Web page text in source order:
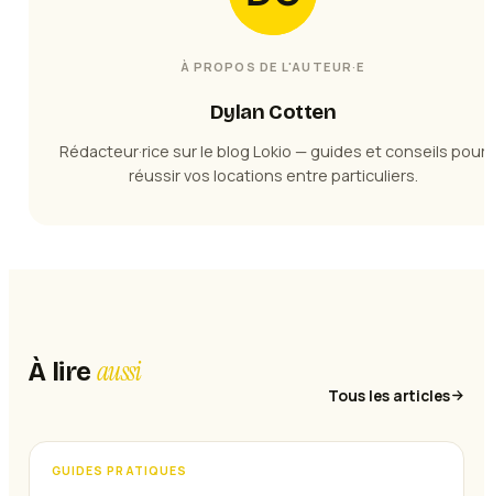
À PROPOS DE L'AUTEUR·E
Dylan Cotten
Rédacteur·rice sur le blog Lokio — guides et conseils pour
réussir vos locations entre particuliers.
À lire aussi
Tous les articles
GUIDES PRATIQUES